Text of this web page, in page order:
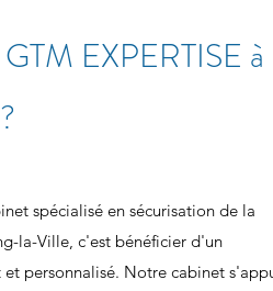
EXPERTISE à
spécialisé en sécurisation de la
la-Ville, c'est bénéficier d'un
personnalisé. Notre cabinet